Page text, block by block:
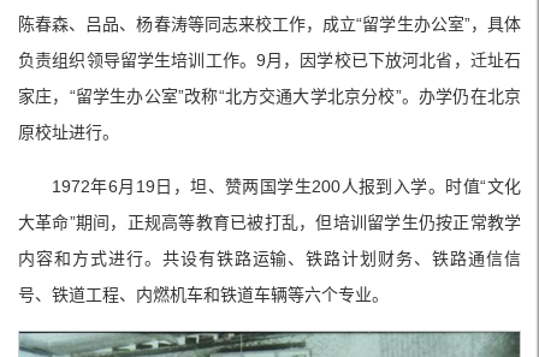
陈春森、吕品、杨春涛等同志来校工作，成立“留学生办公室”，具体
负责组织领导留学生培训工作。9月，因学校已下放河北省，迁址石
家庄，“留学生办公室”改称“北方交通大学北京分校”。办学仍在北京
原校址进行。
1972年6月19日，坦、赞两国学生200人报到入学。时值“文化
大革命”期间，正规高等教育已被打乱，但培训留学生仍按正常教学
内容和方式进行。共设有铁路运输、铁路计划财务、铁路通信信
号、铁道工程、内燃机车和铁道车辆等六个专业。